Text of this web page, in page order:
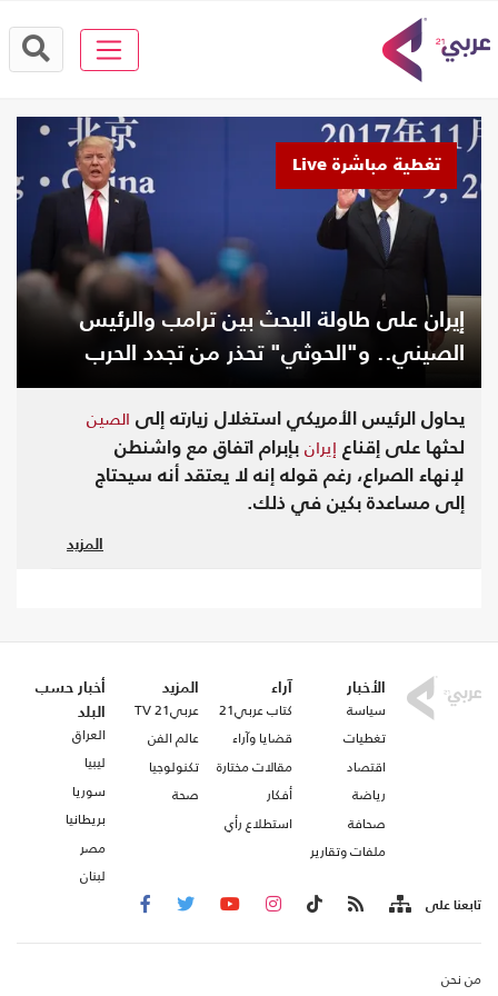
يحاول الرئيس الأمريكي استغلال زيارته إلى الصين
لحثها على إقناع إيران بإبرام اتفاق مع واشنطن
لإنهاء الصراع، رغم قوله إنه لا يعتقد أنه سيحتاج
إلى مساعدة بكين في ذلك.
المزيد
تغطية مباشرة Live
إيران على طاولة البحث بين ترامب والرئيس
الصيني.. و"الحوثي" تحذر من تجدد الحرب
الأخبار
سياسة
تغطيات
اقتصاد
رياضة
صحافة
ملفات وتقارير
آراء
كتاب عربي21
قضايا وآراء
مقالات مختارة
أفكار
استطلاع رأي
المزيد
عربي21 TV
عالم الفن
تكنولوجيا
صحة
أخبار حسب
البلد
العراق
ليبيا
سوريا
بريطانيا
مصر
لبنان
تابعنا على
من نحن